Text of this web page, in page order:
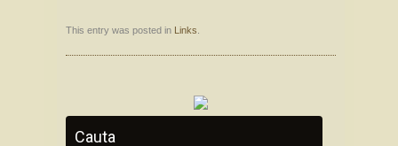
This entry was posted in Links
Cauta